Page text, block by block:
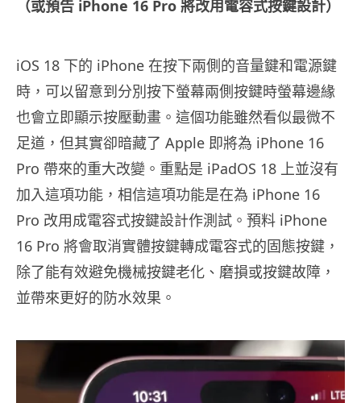
（或預告 iPhone 16 Pro 將改用電容式按鍵設計）
iOS 18 下的 iPhone 在按下兩側的音量鍵和電源鍵
時，可以留意到分別按下螢幕兩側按鍵時螢幕邊緣
也會立即顯示按壓動畫。這個功能雖然看似最微不
足道，但其實卻暗藏了 Apple 即將為 iPhone 16
Pro 帶來的重大改變。重點是 iPadOS 18 上並沒有
加入這項功能，相信這項功能是在為 iPhone 16
Pro 改用成電容式按鍵設計作測試。預料 iPhone
16 Pro 將會取消實體按鍵轉成電容式的固態按鍵，
除了能有效避免機械按鍵老化、磨損或按鍵故障，
並帶來更好的防水效果。